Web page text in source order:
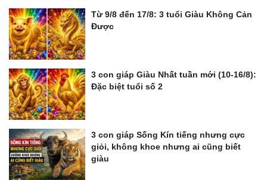
Từ 9/8 đến 17/8: 3 tuổi Giàu Không Cản
Được
3 con giáp Giàu Nhất tuần mới (10-16/8):
Đặc biệt tuổi số 2
3 con giáp Sống Kín tiếng nhưng cực
giỏi, không khoe nhưng ai cũng biết
giàu